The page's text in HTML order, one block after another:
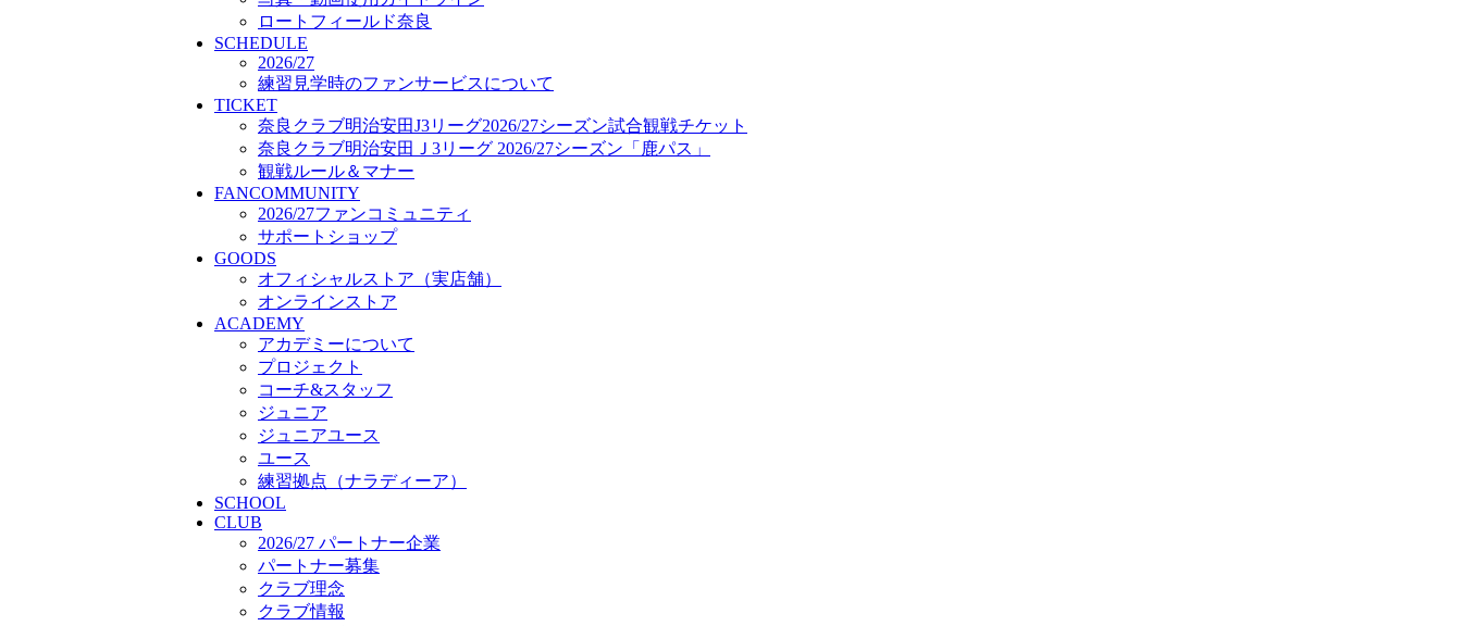
プロジェクト
コーチ&スタッフ
ジュニア
ジュニアユース
ユース
練習拠点（ナラディーア）
SCHOOL
CLUB
2026/27 パートナー企業
パートナー募集
クラブ理念
クラブ情報
サステナビリティ
Web制作支援
応援プロジェクト
ロートフィールド奈良
SCHEDULE
2026/27
練習見学時のファンサービスについて
TICKET
奈良クラブ明治安田J3リーグ2026/27シーズン試合観戦チケット
奈良クラブ明治安田Ｊ3リーグ 2026/27シーズン「鹿パス」
観戦ルール＆マナー
FANCOMMUNITY
2026/27ファンコミュニティ
サポートショップ
GOODS
オフィシャルストア（実店舗）
オンラインストア
ACADEMY
アカデミーについて
プロジェクト
コーチ&スタッフ
ジュニア
ジュニアユース
ユース
練習拠点（ナラディーア）
SCHOOL
CLUB
2026/27 パートナー企業
パートナー募集
クラブ理念
クラブ情報